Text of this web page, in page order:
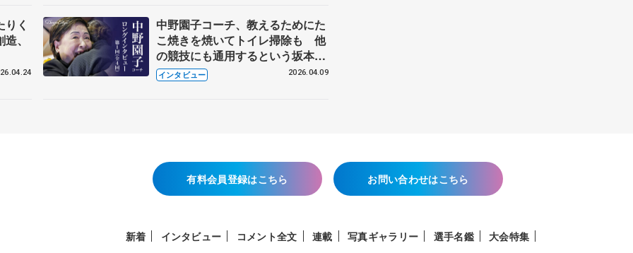
く
、
中野園子コーチ、教えるためにた
こ焼きを焼いてトイレ掃除も 他
の競技にも通用するという坂本花
織の筋肉
インタビュー 2026.04.09
有料会員登録はこちら お問い合わせはこちら
新着 インタビュー コメント全文 連載 写真ギャラリー 選手名鑑
大会特集